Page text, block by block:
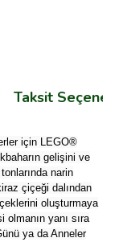
Taksit
için LEGO®
gelişini ve
narin
çiçeği dalından
oluşturmaya
yanı sıra
ya da Anneler